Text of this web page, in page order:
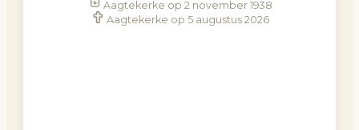
Aagtekerke op 2 november 1938
Aagtekerke op 5 augustus 2026